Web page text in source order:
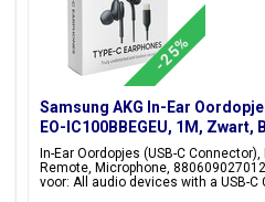
-25%
Samsung AKG In-Ear
EO-IC100BBEGEU, 1M,
8806090270123;EO-
In-Ear Oordopjes (USB-C
Remote, Microphone,
voor: All audio devices with a USB-C